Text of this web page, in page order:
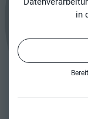
in